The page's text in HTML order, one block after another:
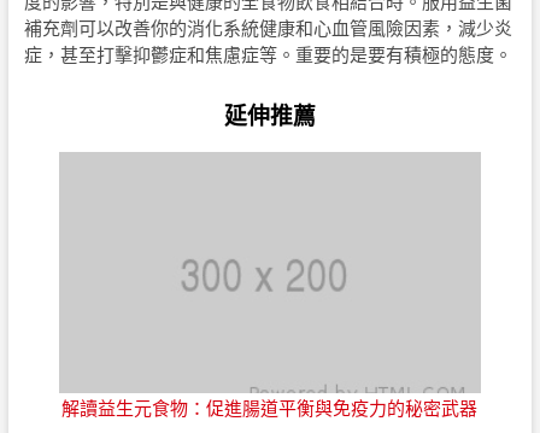
補充劑可以改善你的消化系統健康和心血管風險因素，減少炎
症，甚至打擊抑鬱症和焦慮症等。重要的是要有積極的態度。
延伸推薦
解讀益生元食物：促進腸道平衡與免疫力的秘密武器